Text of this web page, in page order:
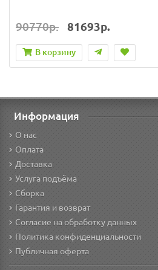
90770р. 81693р.
В корзину
Информация
О нас
Оплата
Доставка
Услуга подъёма
Сборка
Гарантия и возврат
Согласие на обработку данных
Политика конфиденциальности
Публичная оферта